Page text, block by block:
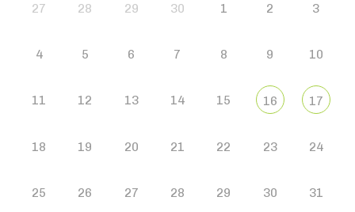
27 28 29 30 1 2 3
4 5 6 7 8 9 10
11 12 13 14 15 16 17
18 19 20 21 22 23 24
25 26 27 28 29 30 31